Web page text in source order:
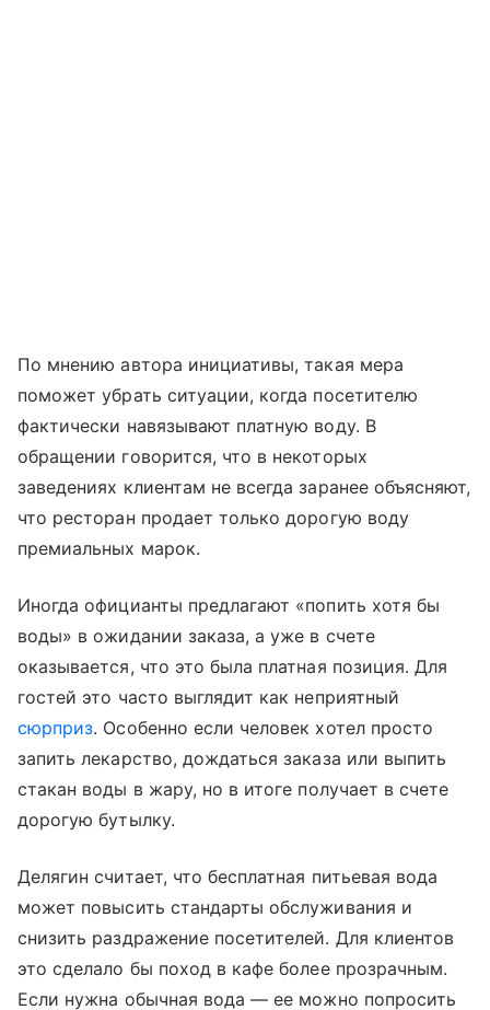
По мнению автора инициативы, такая мера
поможет убрать ситуации, когда посетителю
фактически навязывают платную воду. В
обращении говорится, что в некоторых
заведениях клиентам не всегда заранее объясняют,
что ресторан продает только дорогую воду
премиальных марок.
Иногда официанты предлагают «попить хотя бы
воды» в ожидании заказа, а уже в счете
оказывается, что это была платная позиция. Для
гостей это часто выглядит как неприятный
сюрприз. Особенно если человек хотел просто
запить лекарство, дождаться заказа или выпить
стакан воды в жару, но в итоге получает в счете
дорогую бутылку.
Делягин считает, что бесплатная питьевая вода
может повысить стандарты обслуживания и
снизить раздражение посетителей. Для клиентов
это сделало бы поход в кафе более прозрачным.
Если нужна обычная вода — ее можно попросить